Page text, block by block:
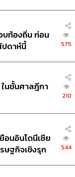
บท้องถิ่น ก่อน
ปดาห์นี้
575
นชั้นศาลฎีกา
210
อนอินโดนีเซีย
ษฐกิจเชิงรุก
544